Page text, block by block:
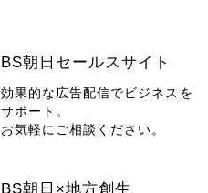
BS朝日セールスサイト
効果的な広告配信でビジネスを
サポート。
お気軽にご相談ください。
BS朝日×地方創生